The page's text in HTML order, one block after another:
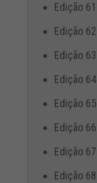
Edição 61
Edição 62
Edição 63
Edição 64
Edição 65
Edição 66
Edição 67
Edição 68